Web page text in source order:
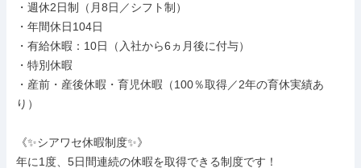
・週休2日制（月8日／シフト制）
・年間休日104日
・有給休暇：10日（入社から6ヵ月後に付与）
・特別休暇
・産前・産後休暇・育児休暇（100％取得／2年の育休実績あ
り）
《✨️シアワセ休暇制度✨️》
年に1度、5日間連続の休暇を取得できる制度です！